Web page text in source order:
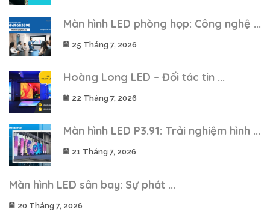
Màn hình LED phòng họp: Công nghệ ...
25 Tháng 7, 2026
Hoàng Long LED – Đối tác tin ...
22 Tháng 7, 2026
Màn hình LED P3.91: Trải nghiệm hình ...
21 Tháng 7, 2026
Màn hình LED sân bay: Sự phát ...
20 Tháng 7, 2026